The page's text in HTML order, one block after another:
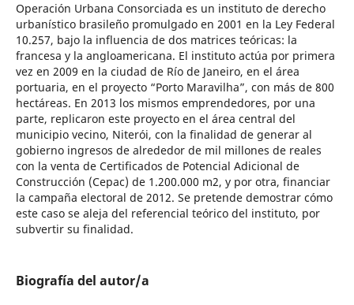
Operación Urbana Consorciada es un instituto de derecho
urbanístico brasileño promulgado en 2001 en la Ley Federal
10.257, bajo la influencia de dos matrices teóricas: la
francesa y la angloamericana. El instituto actúa por primera
vez en 2009 en la ciudad de Río de Janeiro, en el área
portuaria, en el proyecto “Porto Maravilha”, con más de 800
hectáreas. En 2013 los mismos emprendedores, por una
parte, replicaron este proyecto en el área central del
municipio vecino, Niterói, con la finalidad de generar al
gobierno ingresos de alrededor de mil millones de reales
con la venta de Certificados de Potencial Adicional de
Construcción (Cepac) de 1.200.000 m2, y por otra, financiar
la campaña electoral de 2012. Se pretende demostrar cómo
este caso se aleja del referencial teórico del instituto, por
subvertir su finalidad.
Biografía del autor/a